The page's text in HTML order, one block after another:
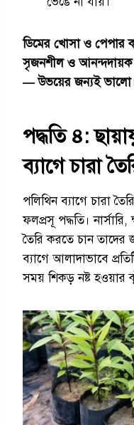
ডিমের খোসা ও পেপার
সৃজনশীল ও আনন্দদায়ক
— উভয়ের জন্যই
পদ্ধতি ৪:
ব্যাগে চারা
পলিথিন ব্যাগে চারা
ফলপ্রসূ পদ্ধতি। নার্সারি,
তৈরি করতে চান তাদের
ব্যাগে আলাদাভাবে
সময় শিকড় নষ্ট হওয়ার